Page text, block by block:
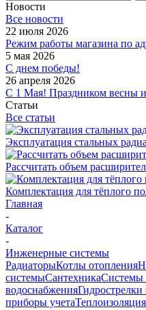
Новости
Все новости
22 июля 2026
Режим работы магазина по
5 мая 2026
С днем победы!
26 апреля 2026
С 1 Мая! Праздником весны и
Статьи
Все статьи
Эксплуатация стальных
Рассчитать объем
Комплектация для тёплого
Главная
-
Каталог
-
Инженерные системы
РадиаторыКотлы отопления
системыСантехникаСистемы
водоснабжения
приборы учета